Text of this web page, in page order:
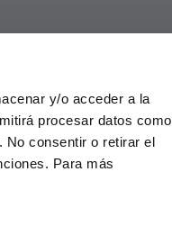
y/o acceder a la
procesar datos como
No consentir o retirar el
Para más